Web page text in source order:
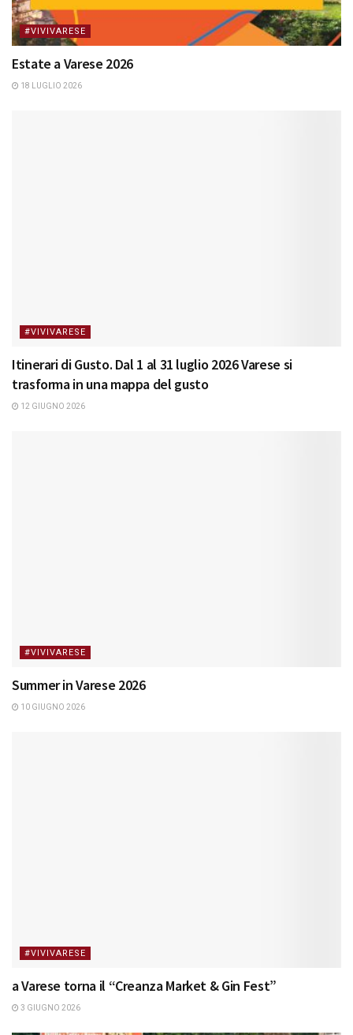
#VIVIVARESE
Estate a Varese 2026
18 LUGLIO 2026
#VIVIVARESE
Itinerari di Gusto. Dal 1 al 31 luglio 2026 Varese si
trasforma in una mappa del gusto
12 GIUGNO 2026
#VIVIVARESE
Summer in Varese 2026
10 GIUGNO 2026
#VIVIVARESE
a Varese torna il “Creanza Market & Gin Fest”
3 GIUGNO 2026